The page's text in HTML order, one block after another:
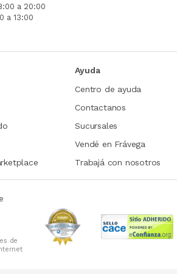
a 20:00
a 13:00
Ayuda
Centro de ayuda
Contactanos
Sucursales
Vendé en Frávega
Trabajá con nosotros
de